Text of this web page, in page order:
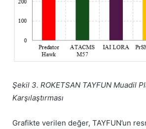
Şekil 3. ROKETSAN TAYFUN Muadil
Karşılaştırması
Grafikte verilen değer, TAYFUN’un